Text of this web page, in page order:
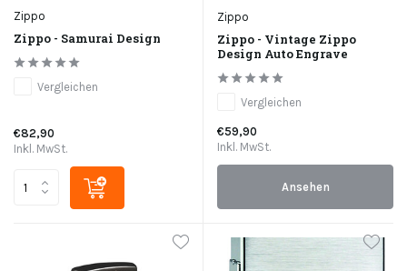
Zippo
Zippo - Samurai Design
Vergleichen
€82,90
Inkl. MwSt.
Zippo
Zippo - Vintage Zippo
Design Auto Engrave
Vergleichen
€59,90
Inkl. MwSt.
Ansehen